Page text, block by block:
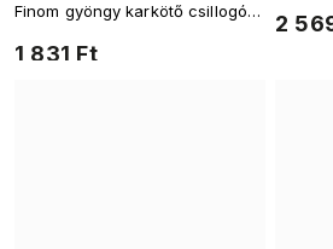
1 831 Ft
Finom gyöngy karkötő csillogó
2